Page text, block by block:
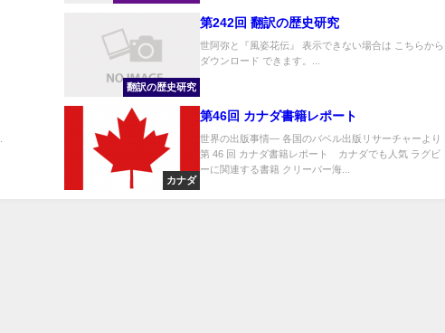
翻訳の歴史研究
第242回 翻訳の歴史研究
世阿弥と『風姿花伝』 表示できない場合は こちらから
ダウンロード できます。...
カナダ
第46回 カナダ書籍レポート
世界の出版事情― 各国のバベル出版リサーチャーより
第 46 回 カナダ書籍レポート カナダでも人気 ラグビ
ーに関連する書籍 クリーバー海...